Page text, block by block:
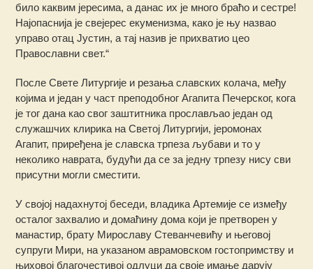
било каквим јересима, а данас их је много браћо и сестре!
Најопаснија је свејерес екуменизма, како је њу назвао
управо отац Јустин, а тај назив је прихватио цео
Православни свет.“
После Свете Литургије и резања славских колача, међу
којима и један у част преподобног Агапита Печерског, кога
је тог дана као свог заштитника прослављао један од
служашчих клирика на Светој Литургији, јеромонах
Агапит, приређена је славска трпеза љубави и то у
неколико наврата, будући да се за једну трпезу нису сви
присутни могли сместити.
У својој надахнутој беседи, владика Артемије се између
осталог захвалио и домаћину дома који је претворен у
манастир, брату Мирославу Стеванчевићу и његовој
супруги Мири, на указаном аврамовском гостопримству и
њиховој благочестивој одлуци да своје имање дарују